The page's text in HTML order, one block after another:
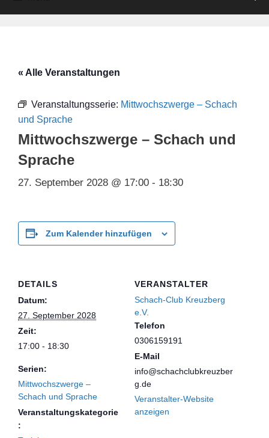
« Alle Veranstaltungen
Veranstaltungsserie: Mittwochszwerge – Schach
und Sprache
Mittwochszwerge – Schach und
Sprache
27. September 2028 @ 17:00 - 18:30
Zum Kalender hinzufügen
DETAILS
Datum:
27. September 2028
Zeit:
17:00 - 18:30
Serien:
Mittwochszwerge –
Schach und Sprache
Veranstaltungskategorie
:
VERANSTALTER
Schach-Club Kreuzberg
e.V.
Telefon
0306159191
E-Mail
info@schachclubkreuzber
g.de
Veranstalter-Website
anzeigen